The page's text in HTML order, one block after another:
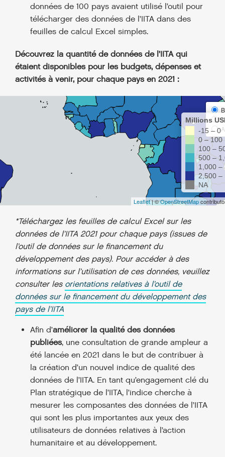
données de 100 pays avaient utilisé l’outil pour
télécharger des données de l’IITA dans des
feuilles de calcul Excel simples.
Découvrez la quantité de données de l’IITA qui
étaient disponibles pour les budgets, dépenses et
activités à venir, pour chaque pays en 2021 :
*Téléchargez les feuilles de calcul Excel sur les
données de l’IITA 2021 pour chaque pays (issues de
l’outil de données sur le financement du
développement des pays). Pour accéder à des
informations sur l’utilisation de ces données, veuillez
consulter les orientations relatives à l’outil de
données sur le financement du développement des
pays de l’IITA
Afin d’améliorer la qualité des données
publiées, une consultation de grande ampleur a
été lancée en 2021 dans le but de contribuer à
la création d’un nouvel indice de qualité des
données de l’IITA. En tant qu’engagement clé du
Plan stratégique de l’IITA, l’indice cherche à
mesurer les composantes des données de l’IITA
qui sont les plus importantes aux yeux des
utilisateurs de données relatives à l’action
humanitaire et au développement.